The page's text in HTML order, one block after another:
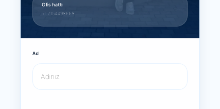
Ofis hattı
+1 7154498968
Ad